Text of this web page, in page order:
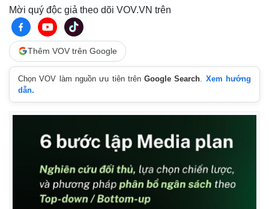
Mời quý độc giả theo dõi VOV.VN trên
Thêm VOV trên Google
Chọn VOV làm nguồn ưu tiên trênGoogle Search
Xem hướng
dẫn.